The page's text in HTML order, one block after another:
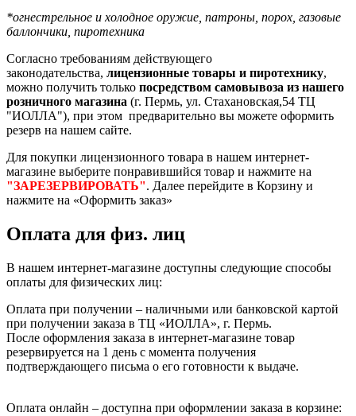
*огнестрельное и холодное оружие, патроны, порох, газовые
баллончики, пиротехника
Согласно требованиям действующего
законодательства, лицензионные товары и пиротехнику,
можно получить только посредством самовывоза из нашего
розничного магазина (г. Пермь, ул. Стахановская,54 ТЦ
"ИОЛЛА"), при этом предварительно вы можете оформить
резерв на нашем сайте.
Для покупки лицензионного товара в нашем интернет-
магазине выберите понравившийся товар и нажмите на
"ЗАРЕЗЕРВИРОВАТЬ". Далее перейдите в Корзину и
нажмите на «Оформить заказ»
Оплата для физ. лиц
В нашем интернет-магазине доступны следующие способы
оплаты для физических лиц:
Оплата при получении – наличными или банковской картой
при получении заказа в ТЦ «ИОЛЛА», г. Пермь.
После оформления заказа в интернет-магазине товар
резервируется на 1 день с момента получения
подтверждающего письма о его готовности к выдаче.
Оплата онлайн – доступна при оформлении заказа в корзине: